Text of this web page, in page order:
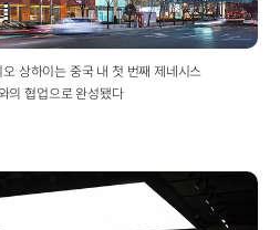
상하이는 중국 내 첫 번째 제네시스
의 협업으로 완성됐다